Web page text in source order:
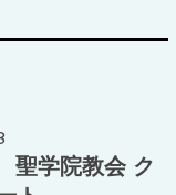
学院教会 ク